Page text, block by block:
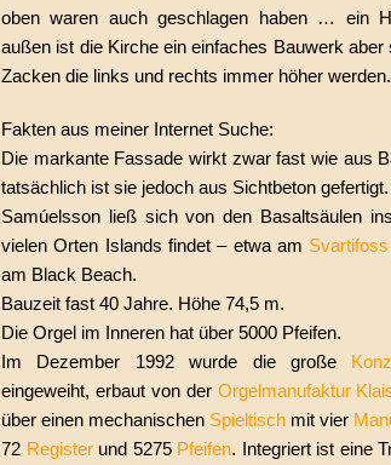
oben waren auch geschlagen haben … ein
außen ist die Kirche ein einfaches Bauwerk
Zacken die links und rechts immer höher werden.
Fakten aus meiner Internet Suche:
Die markante Fassade wirkt zwar fast wie aus
tatsächlich ist sie jedoch aus Sichtbeton
Samúelsson ließ sich von den Basaltsäulen
vielen Orten Islands findet – etwa am Svartifoss
am Black Beach.
Bauzeit fast 40 Jahre. Höhe 74,5 m.
Die Orgel im Inneren hat über 5000 Pfeifen.
Im Dezember 1992 wurde die große
eingeweiht, erbaut von der Orgelmanufaktur
über einen mechanischen Spieltisch mit vier
72 Register und 5275 Pfeifen. Integriert ist eine